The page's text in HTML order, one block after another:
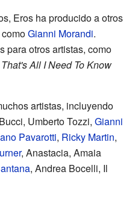
Eros ha producido a otros
Gianni Morandi.
para otros artistas, como
That's All I Need To Know
artistas, incluyendo
Umberto Tozzi, Gianni
Pavarotti, Ricky Martin,
, Anastacia, Amaia
, Andrea Bocelli, Il